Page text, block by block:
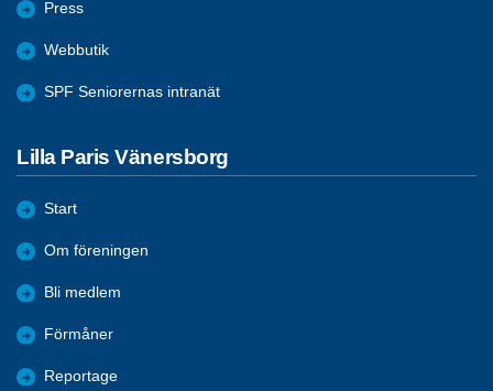
Press
Webbutik
SPF Seniorernas intranät
Lilla Paris Vänersborg
Start
Om föreningen
Bli medlem
Förmåner
Reportage